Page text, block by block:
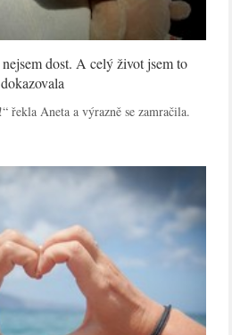
dost. A celý život jsem to
dokazovala
řekla Aneta a výrazně se zamračila.